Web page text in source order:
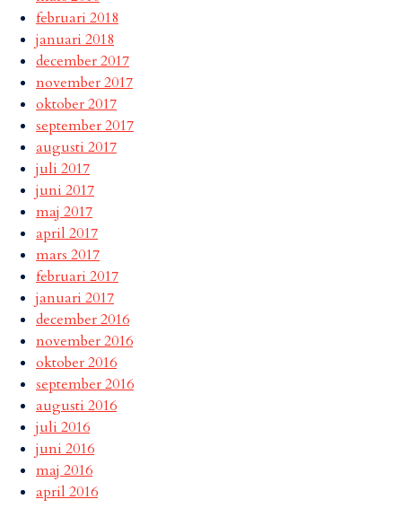
februari 2018
januari 2018
december 2017
november 2017
oktober 2017
september 2017
augusti 2017
juli 2017
juni 2017
maj 2017
april 2017
mars 2017
februari 2017
januari 2017
december 2016
november 2016
oktober 2016
september 2016
augusti 2016
juli 2016
juni 2016
maj 2016
april 2016